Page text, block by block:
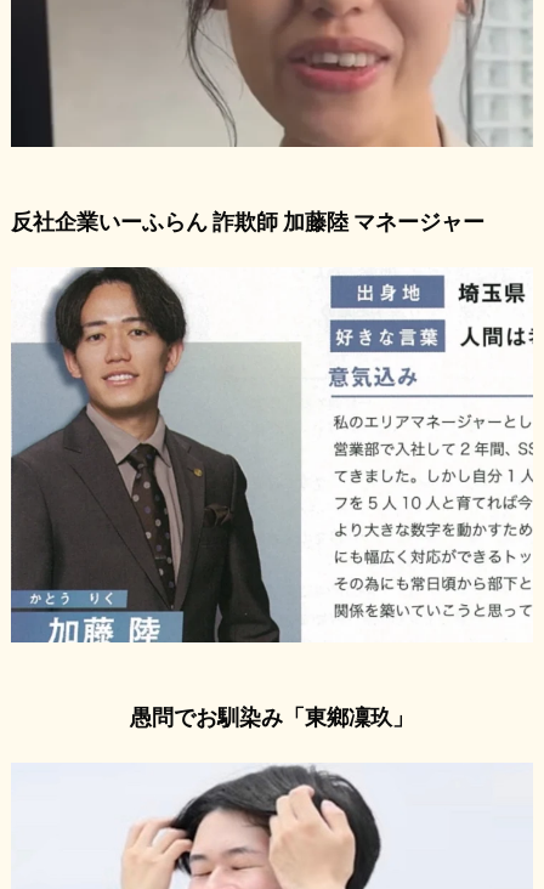
反社企業いーふらん 詐欺師 加藤陸 マネージャー
愚問でお馴染み「東鄉凜玖」